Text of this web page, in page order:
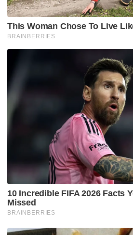
This Woman Chose To Live
BRAINBERRIES
10 Incredible FIFA 2026 Facts
Missed
BRAINBERRIES